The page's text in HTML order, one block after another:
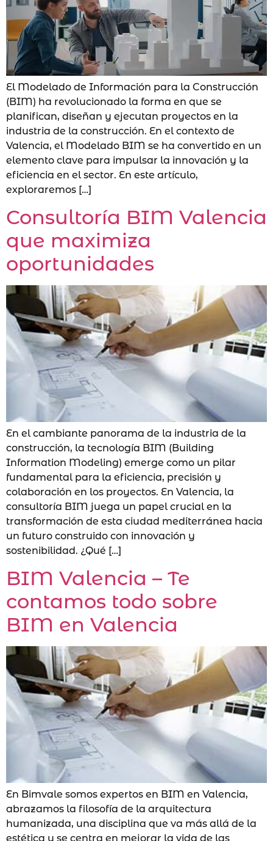
El Modelado de Información para la Construcción
(BIM) ha revolucionado la forma en que se
planifican, diseñan y ejecutan proyectos en la
industria de la construcción. En el contexto de
Valencia, el Modelado BIM se ha convertido en un
elemento clave para impulsar la innovación y la
eficiencia en el sector. En este artículo,
exploraremos […]
Consultoría BIM Valencia
que maximiza
oportunidades
En el cambiante panorama de la industria de la
construcción, la tecnología BIM (Building
Information Modeling) emerge como un pilar
fundamental para la eficiencia, precisión y
colaboración en los proyectos. En Valencia, la
consultoría BIM juega un papel crucial en la
transformación de esta ciudad mediterránea hacia
un futuro construido con innovación y
sostenibilidad. ¿Qué […]
BIM Valencia – Te
contamos todo sobre
BIM en Valencia
En Bimvale somos expertos en BIM en Valencia,
abrazamos la filosofía de la arquitectura
humanizada, una disciplina que va más allá de la
estética y se centra en mejorar la vida de las